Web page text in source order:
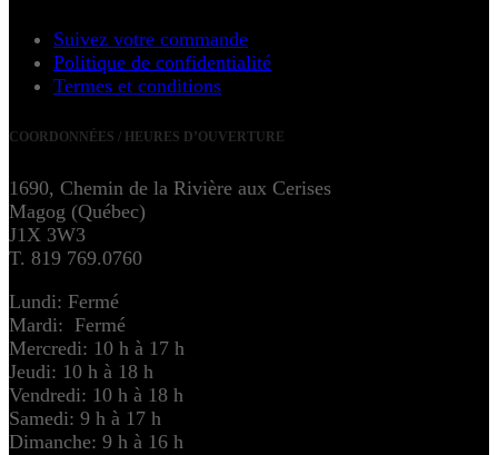
Suivez votre commande
Politique de confidentialité
Termes et conditions
COORDONNÉES / HEURES D’OUVERTURE
1690, Chemin de la Rivière aux Cerises
Magog (Québec)
J1X 3W3
T. 819 769.0760
Lundi: Fermé
Mardi: Fermé
Mercredi: 10 h à 17 h
Jeudi: 10 h à 18 h
Vendredi: 10 h à 18 h
Samedi: 9 h à 17 h
Dimanche: 9 h à 16 h